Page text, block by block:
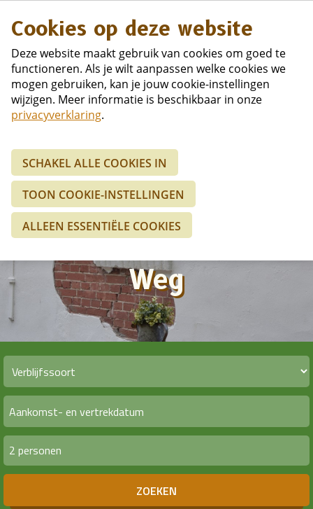
Praktische
informatie over
Eetboerderij
Hoeve aan den
Weg
2 personen
ZOEKEN
Cookies op deze website
Deze website maakt gebruik van cookies om goed te
functioneren. Als je wilt aanpassen welke cookies we
mogen gebruiken, kan je jouw cookie-instellingen
wijzigen. Meer informatie is beschikbaar in onze
privacyverklaring.
SCHAKEL ALLE COOKIES IN
TOON COOKIE-INSTELLINGEN
ALLEEN ESSENTIËLE COOKIES